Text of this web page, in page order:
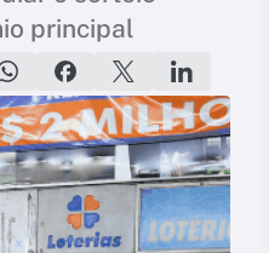
principal